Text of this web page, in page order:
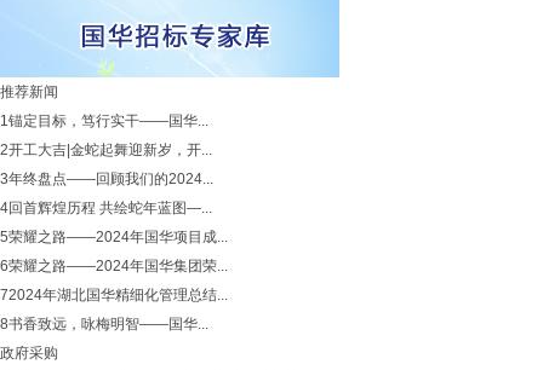
推荐新闻
1锚定目标，笃行实干——国华...
2开工大吉|金蛇起舞迎新岁，开...
3年终盘点——回顾我们的2024...
4回首辉煌历程 共绘蛇年蓝图—...
5荣耀之路——2024年国华项目成...
6荣耀之路——2024年国华集团荣...
72024年湖北国华精细化管理总结...
8书香致远，咏梅明智——国华...
政府采购